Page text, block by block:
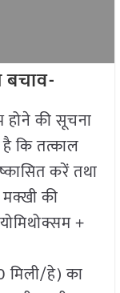
बचाव-
होने की सूचना
कि तत्काल
करें तथा
की
+
मिली/हे) का